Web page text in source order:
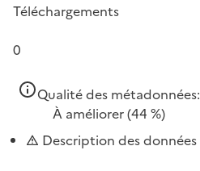
Téléchargements
0
Qualité des métadonnées:
À améliorer(44 %)
Description des